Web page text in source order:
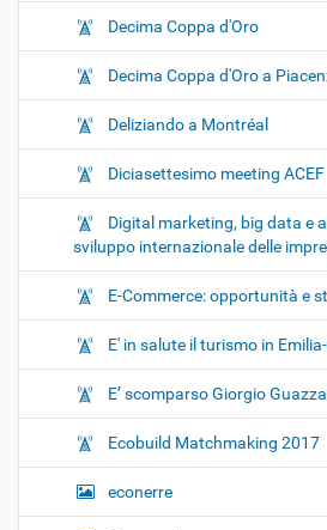
Decima Coppa d'Oro
Decima Coppa d'Oro a
Deliziando a Montréal
Diciasettesimo meeting ACEF
Digital marketing, big data e
sviluppo internazionale delle
E-Commerce: opportunità e
E' in salute il turismo in
E’ scomparso Giorgio
Ecobuild Matchmaking 2017
econerre